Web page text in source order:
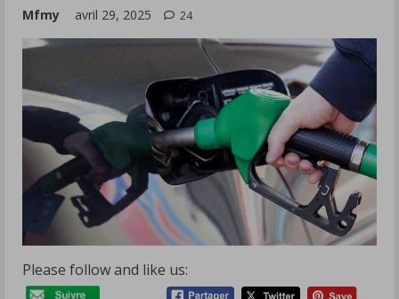
“connexion
France-
de
Perpignan.
Cette
panne
majeure
a
stoppé
l’activité
Mfmy avril 29, 2025 24
Please follow and like us: